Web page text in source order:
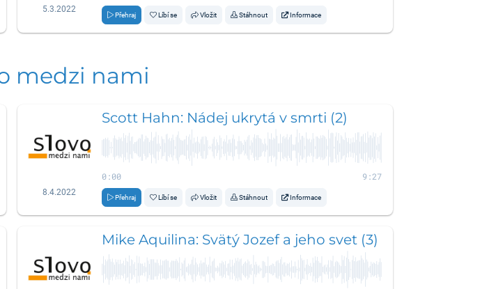
5.3.2022
Přehraj Líbí se Vložit Stáhnout Informace
medzi nami
8.4.2022
Scott Hahn: Nádej ukrytá v smrti (2)
0:00 9:27
Přehraj Líbí se Vložit Stáhnout Informace
Mike Aquilina: Svätý Jozef a jeho svet (3)